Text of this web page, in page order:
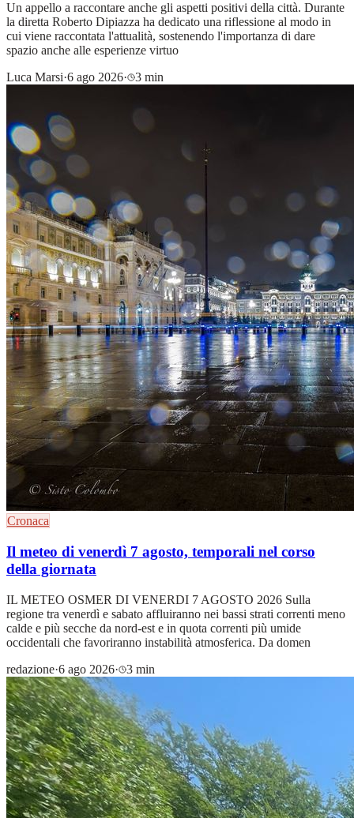
Un appello a raccontare anche gli aspetti positivi della città. Durante
la diretta Roberto Dipiazza ha dedicato una riflessione al modo in
cui viene raccontata l'attualità, sostenendo l'importanza di dare
spazio anche alle esperienze virtuo
Luca Marsi·6 ago 2026· 3 min
Cronaca
Il meteo di venerdì 7 agosto, temporali nel corso
della giornata
IL METEO OSMER DI VENERDI 7 AGOSTO 2026 Sulla
regione tra venerdì e sabato affluiranno nei bassi strati correnti meno
calde e più secche da nord-est e in quota correnti più umide
occidentali che favoriranno instabilità atmosferica. Da domen
redazione·6 ago 2026· 3 min